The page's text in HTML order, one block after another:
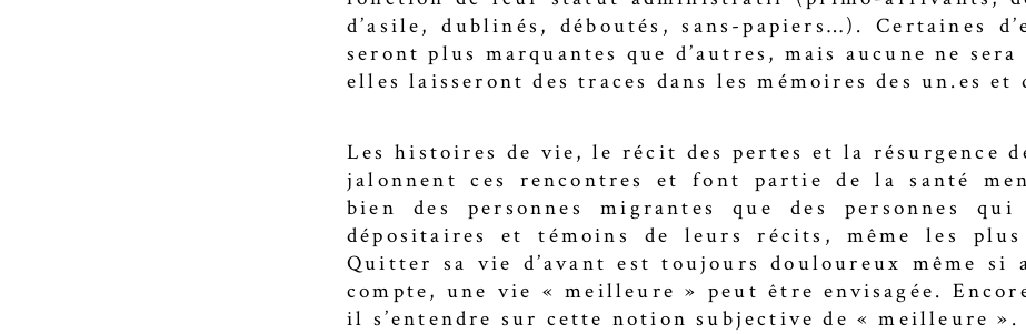
d’asile, dublinés, déboutés, sans-papiers…). Certaines
seront plus marquantes que d’autres, mais aucune ne sera
elles laisseront des traces dans les mémoires des un.es et
Les histoires de vie, le récit des pertes et la résurgence
jalonnent ces rencontres et font partie de la santé
bien des personnes migrantes que des personnes
dépositaires et témoins de leurs récits, même les plus
Quitter sa vie d’avant est toujours douloureux même si
compte, une vie « meilleure » peut être envisagée.
il s’entendre sur cette notion subjective de « meilleure ».